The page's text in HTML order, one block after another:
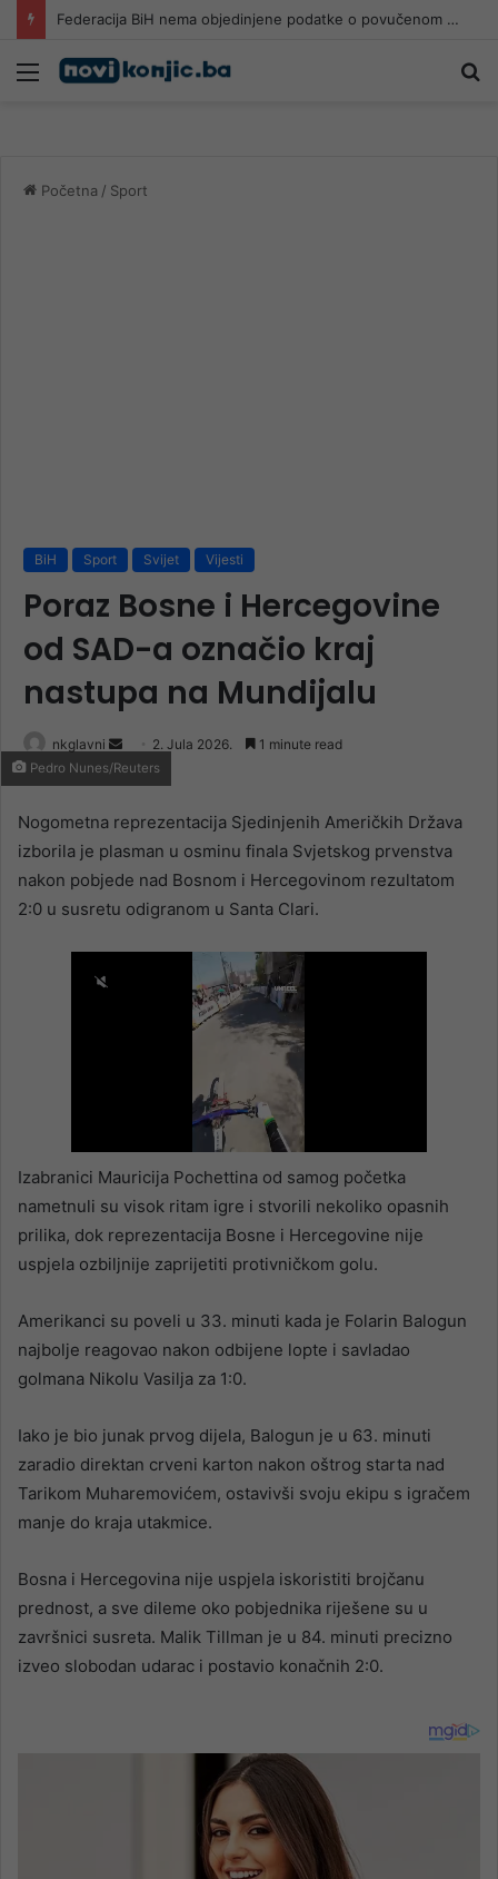
Federacija BiH nema objedinjene podatke o povučenom i uništenom mesu, prekršaji utvrđeni u 40 kontrola
Meni
Početna / Sport
BiH Sport Svijet Vijesti
Poraz Bosne i Hercegovine
od SAD-a označio kraj
nastupa na Mundijalu
nkglavni
Send
an
2. Jula 2026. 1 minute read
Pedro Nunes/Reuters
Nogometna reprezentacija Sjedinjenih Američkih Država
izborila je plasman u osminu finala Svjetskog prvenstva
nakon pobjede nad Bosnom i Hercegovinom rezultatom
2:0 u susretu odigranom u Santa Clari.
Izabranici Mauricija Pochettina od samog početka
nametnuli su visok ritam igre i stvorili nekoliko opasnih
prilika, dok reprezentacija Bosne i Hercegovine nije
uspjela ozbiljnije zaprijetiti protivničkom golu.
Amerikanci su poveli u 33. minuti kada je Folarin Balogun
najbolje reagovao nakon odbijene lopte i savladao
golmana Nikolu Vasilja za 1:0.
Iako je bio junak prvog dijela, Balogun je u 63. minuti
zaradio direktan crveni karton nakon oštrog starta nad
Tarikom Muharemovićem, ostavivši svoju ekipu s igračem
manje do kraja utakmice.
Bosna i Hercegovina nije uspjela iskoristiti brojčanu
prednost, a sve dileme oko pobjednika riješene su u
završnici susreta. Malik Tillman je u 84. minuti precizno
izveo slobodan udarac i postavio konačnih 2:0.